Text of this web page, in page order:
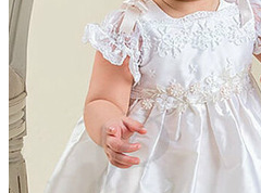
Mensaje
Carro (0)
Vestidos de novia
Vestido de novia
Vestidos de novia vendimia